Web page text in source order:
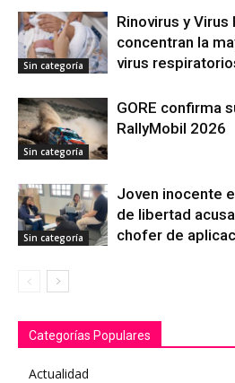
Sin categoría
Rinovirus y
concentran la
virus
Sin categoría
GORE confirma
RallyMobil 2026
Sin categoría
Joven inocente
de libertad
chofer de
Categorías Populares
Actualidad